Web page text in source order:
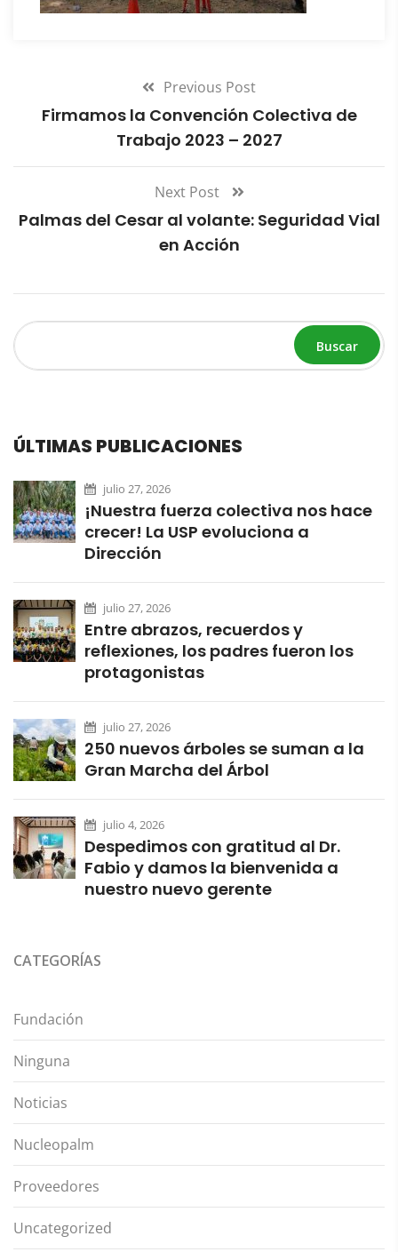
Previous Post
Firmamos la Convención Colectiva de
Trabajo 2023 – 2027
Next Post
Palmas del Cesar al volante: Seguridad Vial
en Acción
Buscar
ÚLTIMAS PUBLICACIONES
julio 27, 2026
¡Nuestra fuerza colectiva nos hace
crecer! La USP evoluciona a
Dirección
julio 27, 2026
Entre abrazos, recuerdos y
reflexiones, los padres fueron los
protagonistas
julio 27, 2026
250 nuevos árboles se suman a la
Gran Marcha del Árbol
julio 4, 2026
Despedimos con gratitud al Dr.
Fabio y damos la bienvenida a
nuestro nuevo gerente
CATEGORÍAS
Fundación
Ninguna
Noticias
Nucleopalm
Proveedores
Uncategorized